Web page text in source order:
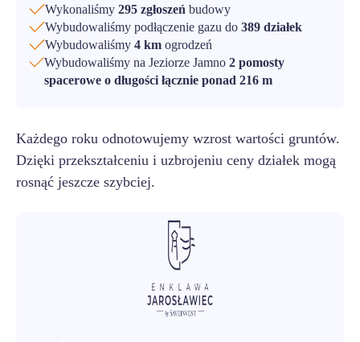
Wykonaliśmy 295 zgłoszeń budowy
Wybudowaliśmy podłączenie gazu do 389 działek
Wybudowaliśmy 4 km ogrodzeń
Wybudowaliśmy na Jeziorze Jamno 2 pomosty
spacerowe o długości łącznie ponad 216 m
Każdego roku odnotowujemy wzrost wartości gruntów.
Dzięki przekształceniu i uzbrojeniu ceny działek mogą
rosnąć jeszcze szybciej.